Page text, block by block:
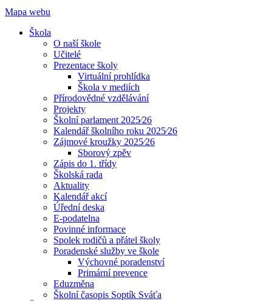
Mapa webu
Škola
O naší škole
Učitelé
Prezentace školy
Virtuální prohlídka
Škola v mediích
Přírodovědné vzdělávání
Projekty
Školní parlament 2025⁄26
Kalendář školního roku 2025⁄26
Zájmové kroužky 2025⁄26
Sborový zpěv
Zápis do 1. třídy
Školská rada
Aktuality
Kalendář akcí
Úřední deska
E-podatelna
Povinné informace
Spolek rodičů a přátel školy
Poradenské služby ve škole
Výchovné poradenství
Primární prevence
Eduzměna
Školní časopis Soptík Sváťa